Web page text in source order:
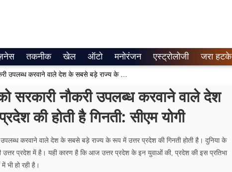
तकनीक खेल ऑटो मनोरंजन एस्ट्रोलोजी जरा हटके
सरकारी नौकरी उपलब्ध करवाने वाले देश
की होती है गिनती: सीएम योगी
करवाने वाले देश के सबसे बड़े राज्य के रूप में उत्तर प्रदेश की गिनती होती है। दुनिया के
उत्तर प्रदेश में है। यही कारण है कि आज उत्तर प्रदेश के इन युवाओं की, प्रदेश की इस प्रतिभा
भी हो रही है।